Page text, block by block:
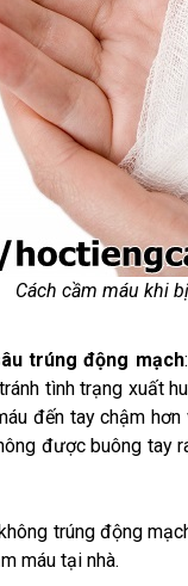
Cách cầm máu khi
trúng động mạch
tình trạng xuất
đến tay chậm
được buông tay
trúng động
máu tại nhà.